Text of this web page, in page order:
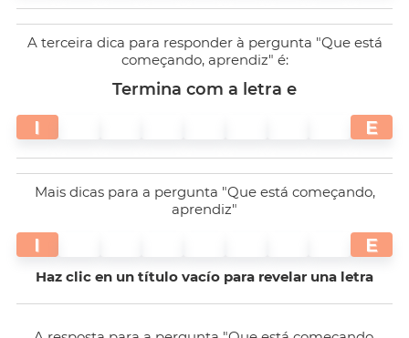
A terceira dica para responder à pergunta "Que está
começando, aprendiz" é:
Termina com a letra e
I E
Mais dicas para a pergunta "Que está começando,
aprendiz"
I E
Haz clic en un título vacío para revelar una letra